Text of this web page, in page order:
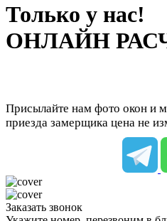
Только у нас!
ОНЛАЙН
Присылайте нам фото окон и
приезда замерщика цена не
Заказать звонок